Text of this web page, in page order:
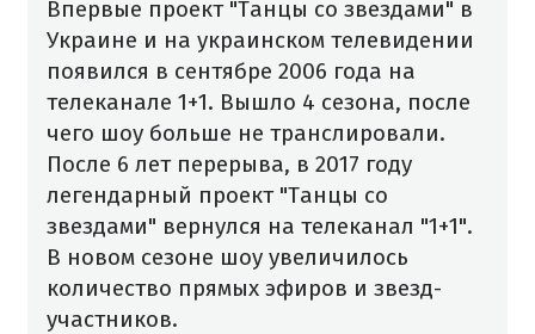
Впервые проект "Танцы со звездами" в
Украине и на украинском телевидении
появился в сентябре 2006 года на
телеканале 1+1. Вышло 4 сезона, после
чего шоу больше не транслировали.
После 6 лет перерыва, в 2017 году
легендарный проект "Танцы со
звездами" вернулся на телеканал "1+1".
В новом сезоне шоу увеличилось
количество прямых эфиров и звезд-
участников.